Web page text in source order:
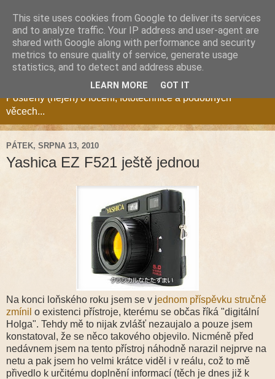
Fotozóna Blog
Postřehy (nejen) o focení, fototechnice a podobných
věcech...
PÁTEK, SRPNA 13, 2010
Yashica EZ F521 ještě jednou
Na konci loňského roku jsem se v jednom příspěvku stručně
zmínil o existenci přístroje, kterému se občas říká "digitální
Holga". Tehdy mě to nijak zvlášť nezaujalo a pouze jsem
konstatoval, že se něco takového objevilo. Nicméně před
nedávnem jsem na tento přístroj náhodně narazil nejprve na
netu a pak jsem ho velmi krátce viděl i v reálu, což to mě
přivedlo k určitému doplnění informací (těch je dnes již k
This site uses cookies from Google to deliver its services
and to analyze traffic. Your IP address and user-agent are
shared with Google along with performance and security
metrics to ensure quality of service, generate usage
statistics, and to detect and address abuse.
LEARN MORE GOT IT